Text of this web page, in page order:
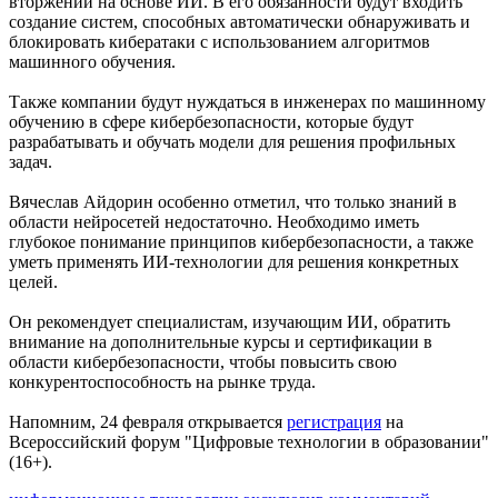
08.08.2026 | 17:38
8 августа в Самаре косят траву на 20-ти улицах
08.08.2026 | 17:08
программу с 1 сентября
08.08.2026 | 16:39
В Самарской области 8 августа объявили штормовое
предупреждение
Вячеслав Федорищев вручил награды спортсменам, тренерам
и ветеранам
08.08.2026 | 15:59
Где в Самаре отключат холодную воду с 10 по 12 августа:
список адресов
Ливень с грозой и жара до 35 °C ожидаются в Самарской
области 9 августа
08.08.2026 | 15:18
Самарцев приглашают на бесплатные показы советского кино
08.08.2026 | 14:52
Вячеслав Федорищев награжден почетной грамотой
Минобороны России
создание систем, способных автоматически обнаруживать и
блокировать кибератаки с использованием алгоритмов
машинного обучения.
Также компании будут нуждаться в инженерах по машинному
обучению в сфере кибербезопасности, которые будут
разрабатывать и обучать модели для решения профильных
задач.
Вячеслав Айдорин особенно отметил, что только знаний в
области нейросетей недостаточно. Необходимо иметь
глубокое понимание принципов кибербезопасности, а также
уметь применять ИИ-технологии для решения конкретных
целей.
Он рекомендует специалистам, изучающим ИИ, обратить
внимание на дополнительные курсы и сертификации в
области кибербезопасности, чтобы повысить свою
конкурентоспособность на рынке труда.
Напомним, 24 февраля открывается регистрация на
Всероссийский форум "Цифровые технологии в образовании"
(16+).